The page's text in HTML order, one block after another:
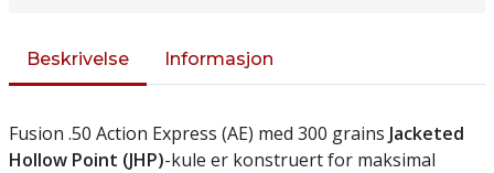
Beskrivelse Informasjon
Fusion .50 Action Express (AE) med 300 grains Jacketed
Hollow Point (JHP)-kule er konstruert for maksimal